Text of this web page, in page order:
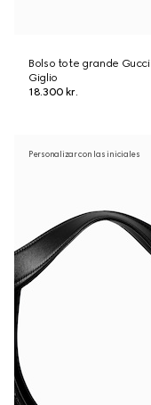
Bolso tote grande Gucci
Giglio
18.300 kr.
Personalizar con las iniciales